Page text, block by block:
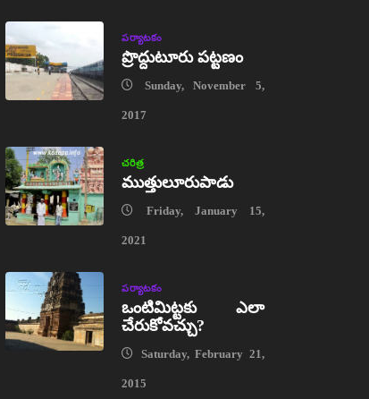
పర్యాటకం
ప్రొద్దుటూరు పట్టణం
Sunday, November 5,
2017
చరిత్ర
ముత్తులూరుపాడు
Friday, January 15,
2021
పర్యాటకం
ఒంటిమిట్టకు ఎలా
చేరుకోవచ్చు?
Saturday, February 21,
2015